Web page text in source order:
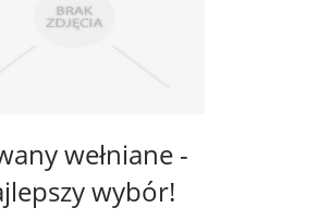
wełniane -
wybór!